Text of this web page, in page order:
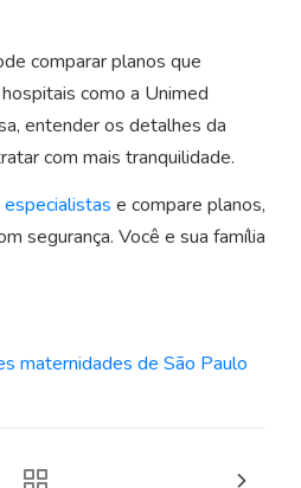
comparar planos que
como a Unimed
entender os detalhes da
com mais tranquilidade.
e compare planos,
segurança. Você e sua família
maternidades de São Paulo